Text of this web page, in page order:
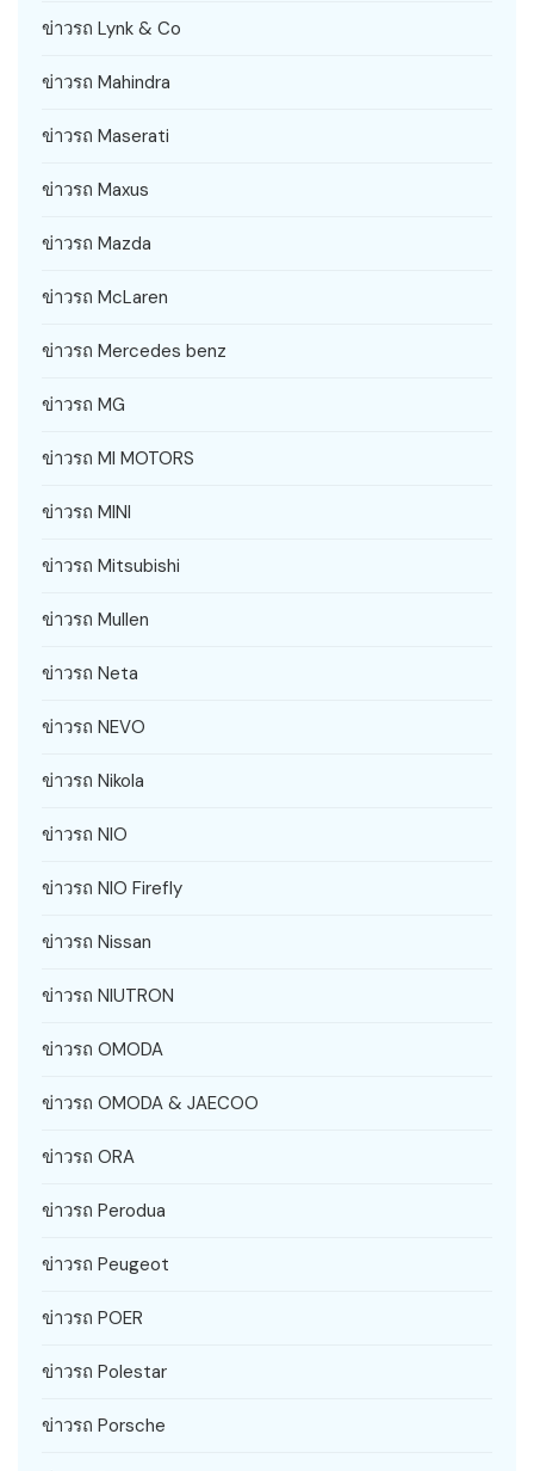
ข่าวรถ Lynk & Co
ข่าวรถ Mahindra
ข่าวรถ Maserati
ข่าวรถ Maxus
ข่าวรถ Mazda
ข่าวรถ McLaren
ข่าวรถ Mercedes benz
ข่าวรถ MG
ข่าวรถ MI MOTORS
ข่าวรถ MINI
ข่าวรถ Mitsubishi
ข่าวรถ Mullen
ข่าวรถ Neta
ข่าวรถ NEVO
ข่าวรถ Nikola
ข่าวรถ NIO
ข่าวรถ NIO Firefly
ข่าวรถ Nissan
ข่าวรถ NIUTRON
ข่าวรถ OMODA
ข่าวรถ OMODA & JAECOO
ข่าวรถ ORA
ข่าวรถ Perodua
ข่าวรถ Peugeot
ข่าวรถ POER
ข่าวรถ Polestar
ข่าวรถ Porsche